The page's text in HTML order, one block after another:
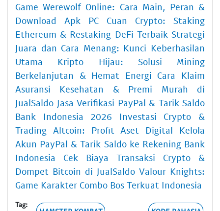
Game Werewolf Online: Cara Main, Peran &
Download Apk PC
Cuan Crypto: Staking
Ethereum & Restaking DeFi Terbaik Strategi
Juara dan Cara Menang: Kunci Keberhasilan
Utama
Kripto Hijau: Solusi Mining
Berkelanjutan & Hemat Energi Cara Klaim
Asuransi Kesehatan & Premi Murah di
JualSaldo Jasa Verifikasi PayPal & Tarik Saldo
Bank Indonesia 2026
Investasi Crypto &
Trading Altcoin: Profit Aset Digital
Kelola
Akun PayPal & Tarik Saldo ke Rekening Bank
Indonesia
Cek Biaya Transaksi Crypto &
Dompet Bitcoin di JualSaldo Valour Knights:
Game Karakter Combo Bos Terkuat Indonesia
Tag: